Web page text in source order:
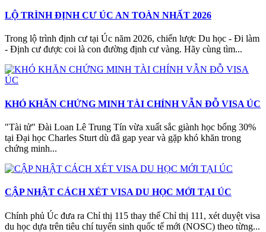
LỘ TRÌNH ĐỊNH CƯ ÚC AN TOÀN NHẤT 2026
Trong lộ trình định cư tại Úc năm 2026, chiến lược Du học - Đi làm
- Định cư được coi là con đường định cư vàng. Hãy cùng tìm...
KHÓ KHĂN CHỨNG MINH TÀI CHÍNH VẪN ĐỖ VISA ÚC
"Tài tử" Đài Loan Lê Trung Tín vừa xuất sắc giành học bổng 30%
tại Đại học Charles Sturt dù đã gap year và gặp khó khăn trong
chứng minh...
CẬP NHẬT CÁCH XÉT VISA DU HỌC MỚI TẠI ÚC
Chính phủ Úc đưa ra Chỉ thị 115 thay thế Chỉ thị 111, xét duyệt visa
du học dựa trên tiêu chí tuyển sinh quốc tế mới (NOSC) theo từng...